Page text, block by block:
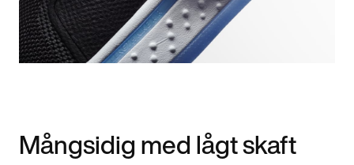
Mångsidig med lågt skaft